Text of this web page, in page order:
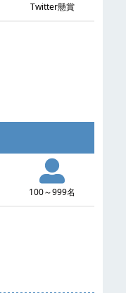
Twitter懸賞
100～999名